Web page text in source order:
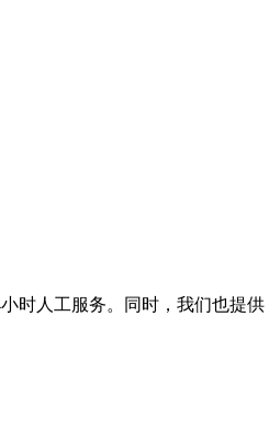
时人工服务。同时，我们也提供